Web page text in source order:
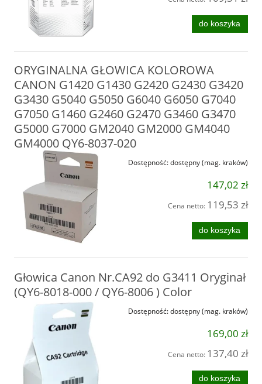
do koszyka
ORYGINALNA GŁOWICA KOLOROWA
CANON G1420 G1430 G2420 G2430 G3420
G3430 G5040 G5050 G6040 G6050 G7040
G7050 G1460 G2460 G2470 G3460 G3470
G5000 G7000 GM2040 GM2000 GM4040
GM4000 QY6-8037-020
Dostępność:dostępny (mag. kraków)
147,02 zł
Cena netto: 119,53 zł
do koszyka
Głowica Canon Nr.CA92 do G3411 Oryginał
(QY6-8018-000 / QY6-8006 ) Color
Dostępność:dostępny (mag. kraków)
169,00 zł
Cena netto: 137,40 zł
do koszyka